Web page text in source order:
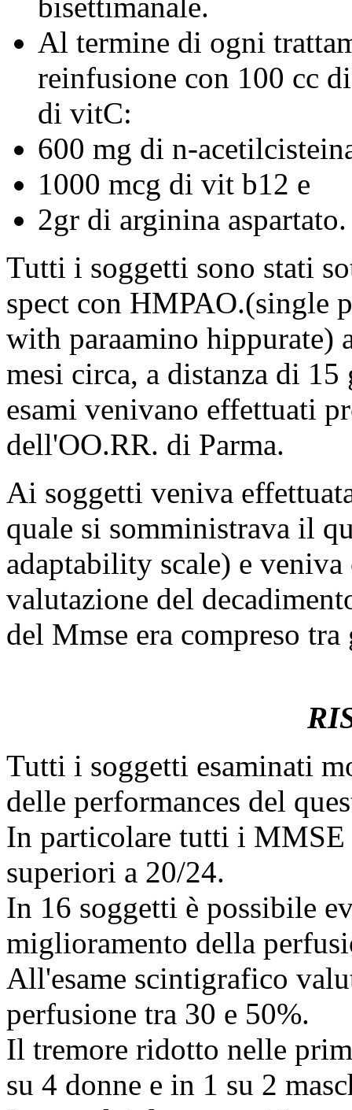
Al termine di ogni
reinfusione con 100 cc
di vitC:
600 mg di n-
1000 mcg di vit b12 e
2gr di arginina aspartato.
Tutti i soggetti sono stati
spect con HMPAO.(single
with paraamino
mesi circa, a distanza di
esami venivano effettuati
dell'OO.RR. di Parma.
Ai soggetti veniva
quale si somministrava il
adaptability scale) e
valutazione del
del Mmse era compreso
Tutti i soggetti esaminati
delle performances del
In particolare tutti i MMSE
superiori a 20/24.
In 16 soggetti è possibile
miglioramento della
All'esame scintigrafico
perfusione tra 30 e 50%.
Il tremore ridotto nelle
su 4 donne e in 1 su 2